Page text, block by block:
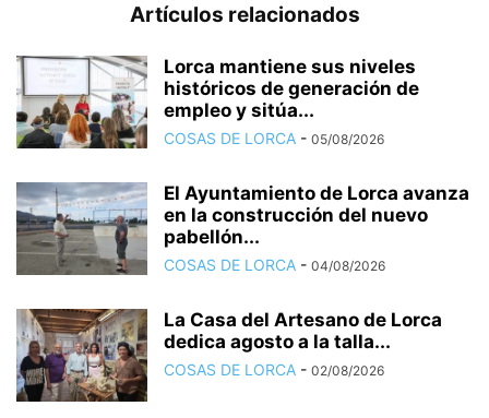
Artículos relacionados
Lorca mantiene sus niveles
históricos de generación de
empleo y sitúa...
COSAS DE LORCA - 05/08/2026
El Ayuntamiento de Lorca avanza
en la construcción del nuevo
pabellón...
COSAS DE LORCA - 04/08/2026
La Casa del Artesano de Lorca
dedica agosto a la talla...
COSAS DE LORCA - 02/08/2026